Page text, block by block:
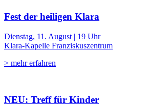
Fest der heiligen Klara
Dienstag, 11. August | 19 Uhr
Klara-Kapelle Franziskuszentrum
> mehr erfahren
NEU: Treff für Kinder